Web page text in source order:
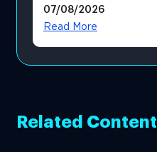
โดยตรง
07/08/2026
Read More
Related Content